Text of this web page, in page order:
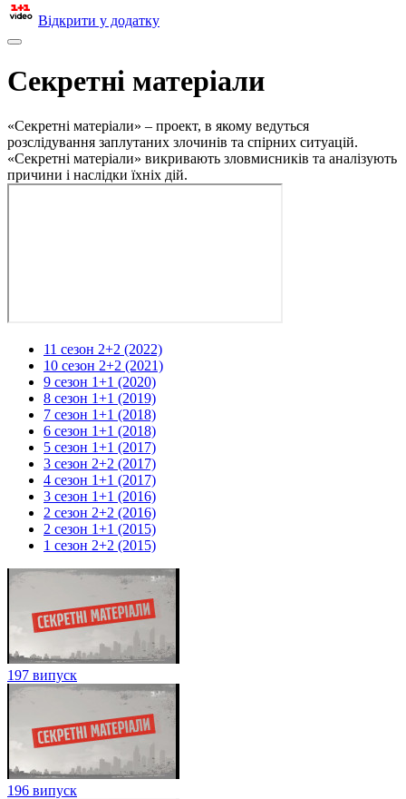
Відкрити у додатку
Секретні матеріали
«Секретні матеріали» – проект, в якому ведуться
розслідування заплутаних злочинів та спірних ситуацій.
«Секретні матеріали» викривають зловмисників та аналізують
причини і наслідки їхніх дій.
11 сезон 2+2 (2022)
10 сезон 2+2 (2021)
9 сезон 1+1 (2020)
8 сезон 1+1 (2019)
7 сезон 1+1 (2018)
6 сезон 1+1 (2018)
5 сезон 1+1 (2017)
3 сезон 2+2 (2017)
4 сезон 1+1 (2017)
3 сезон 1+1 (2016)
2 сезон 2+2 (2016)
2 сезон 1+1 (2015)
1 сезон 2+2 (2015)
197 випуск
196 випуск